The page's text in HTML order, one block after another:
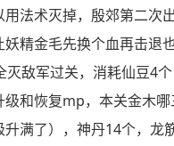
法术灭掉，殷郊第二次
精金毛先换个血再击退
灭敌军过关，消耗仙豆4
和恢复mp，本关金木
满了），神丹14个，龙